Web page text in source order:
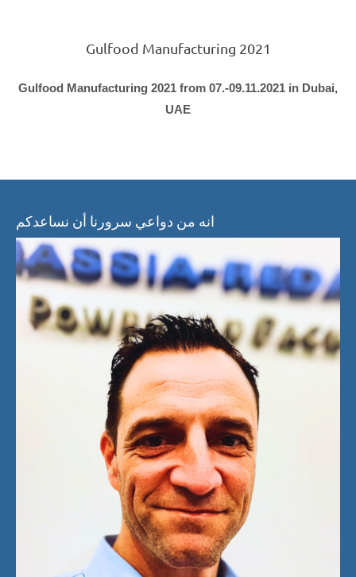
Gulfood Manufacturing 2021
Gulfood Manufacturing 2021 from 07.-09.11.2021 in Dubai,
UAE
انه من دواعي سرورنا أن نساعدكم